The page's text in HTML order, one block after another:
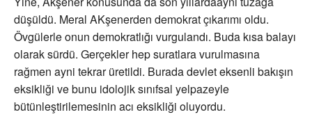
düşüldü. Meral AKşenerden demokrat çıkarımı oldu.
Övgülerle onun demokratlığı vurgulandı. Buda kısa balayı
olarak sürdü. Gerçekler hep suratlara vurulmasına
rağmen ayni tekrar üretildi. Burada devlet eksenli bakışın
eksikliği ve bunu idolojik sınıfsal yelpazeyle
bütünleştirilemesinin acı eksikliği oluyordu.